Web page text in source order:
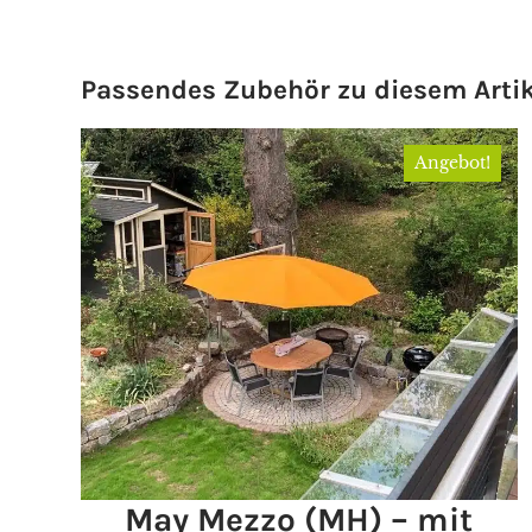
Passendes Zubehör zu diesem
May Mezzo (MH) – mit
Angebot!